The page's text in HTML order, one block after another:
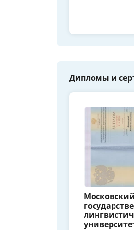
Дипломы и
Московский